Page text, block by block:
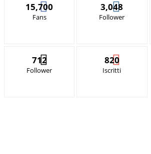
15,700
Fans
3,048
Follower
712
Follower
820
Iscritti